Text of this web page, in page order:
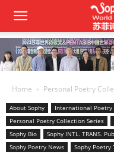
Home Personal Poetry
About Sophy International Poetry
Personal Poetry Collection Series
Sophy Bio
Sophy INTL. TRANS.
Sophy Poetry News
Sophy